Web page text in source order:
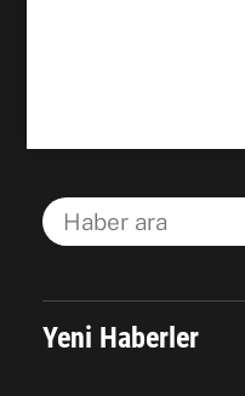
Yeni Haberler